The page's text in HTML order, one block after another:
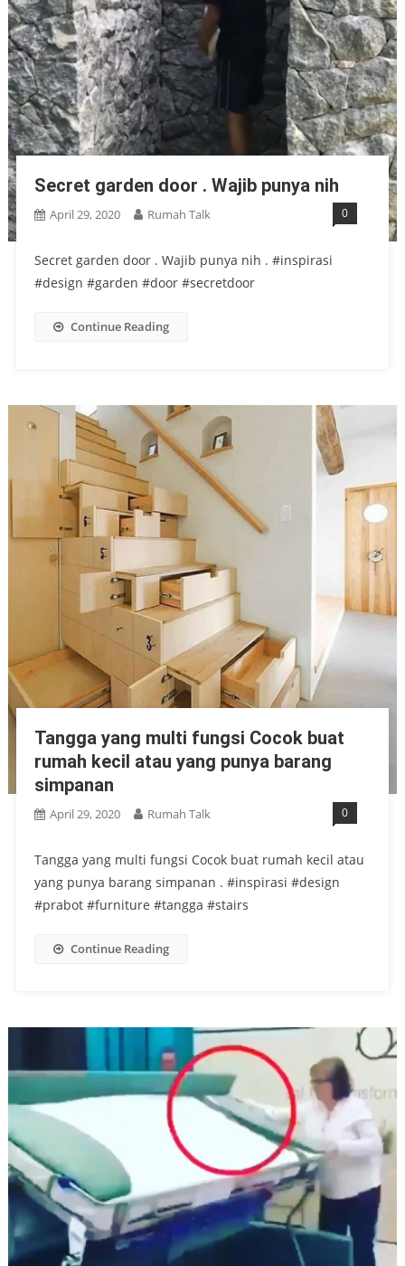
Secret garden door . Wajib punya nih
April 29, 2020 Rumah Talk 0
Secret garden door . Wajib punya nih . #inspirasi
#design #garden #door #secretdoor
Continue Reading
Tangga yang multi fungsi Cocok buat
rumah kecil atau yang punya barang
simpanan
April 29, 2020 Rumah Talk 0
Tangga yang multi fungsi Cocok buat rumah kecil atau
yang punya barang simpanan . #inspirasi #design
#prabot #furniture #tangga #stairs
Continue Reading